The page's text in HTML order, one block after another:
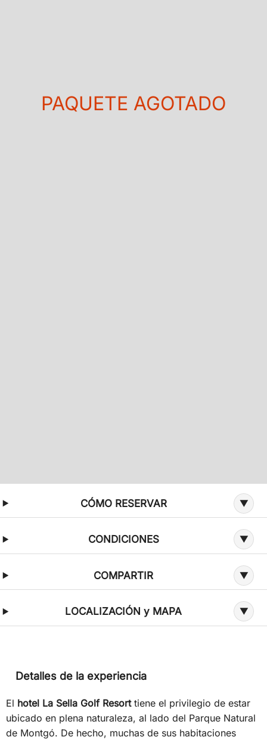
PAQUETE AGOTADO
Información adicional sobre la oferta
CÓMO RESERVAR
CONDICIONES
COMPARTIR
LOCALIZACIÓN y MAPA
Detalles de la experiencia
El hotel La Sella Golf Resorttiene el privilegio de estar
ubicado en plena naturaleza, al lado del Parque Natural
de Montgó. De hecho, muchas de sus habitaciones